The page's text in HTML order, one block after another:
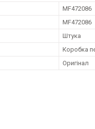
MF472086
MF472086
Штука
Коробка
Оригінал